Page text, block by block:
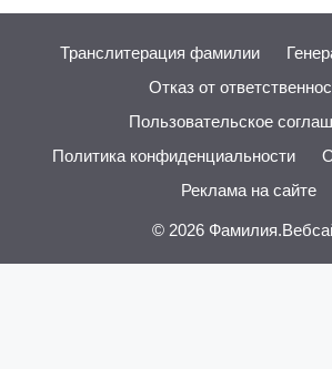
Транслитерация фамилии
Отказ от
Пользовательское
Политика конфиденциальности
Реклама на сайте
© 2026